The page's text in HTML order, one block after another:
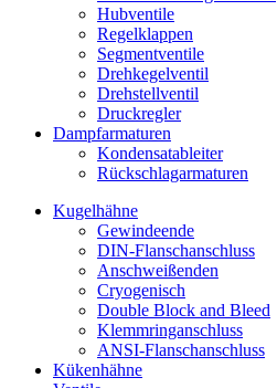
Hubventile
Regelklappen
Segmentventile
Drehkegelventil
Drehstellventil
Druckregler
Dampfarmaturen
Kondensatableiter
Rückschlagarmaturen
Kugelhähne
Gewindeende
DIN-Flanschanschluss
Anschweißenden
Cryogenisch
Double Block and Bleed
Klemmringanschluss
ANSI-Flanschanschluss
Kükenhähne